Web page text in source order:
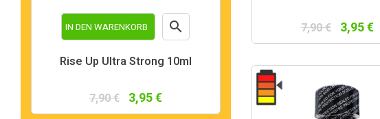
IN DEN WARENKORB 
Rise Up Ultra Strong 10ml
7,90 € 3,95 €
7,90 € 3,95 €